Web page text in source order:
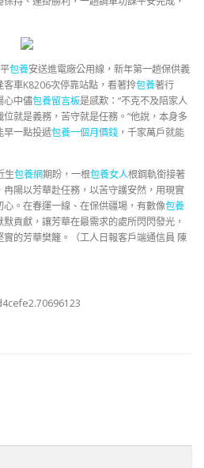
包養安送進電廠公用線，新年第一趟保供義
車K8206次停靠站點，看著拎包養著行
心中儘包養留言板是感歎：“不克不及陪家人
就是義務，苦守就是任務。”他說，本身多
早一點投遞包養一個月價錢 ，千家萬戶就能
生包養網期盼，一根包養女人根鋼軌銜接著
冉陽以芳華赴任務，以苦守護安然，用現實
。在春運一線、在保供疆場，有數像包養
貢獻，讓芳華在最需求的處所閃閃發光，
的芳華樊籬。（工人日報客戶端通信員 陳